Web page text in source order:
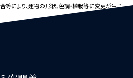
により、建物の形状、色調・植栽等に変更が生じ